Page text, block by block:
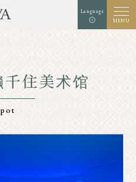
Language
MENU
字符大小
美食家
住美术馆